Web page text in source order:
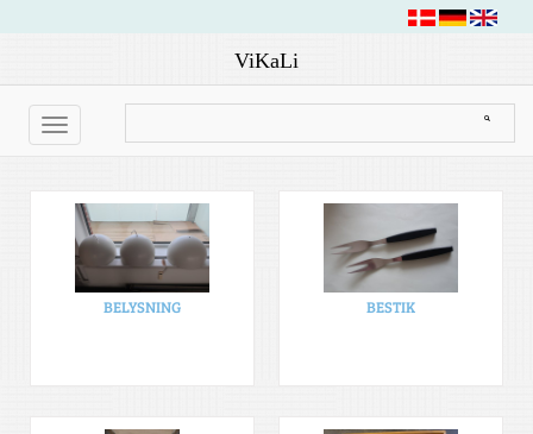
ViKaLi
Toggle
navigation
BELYSNING BESTIK